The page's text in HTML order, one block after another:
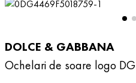
DOLCE & GABBANA
Ochelari de soare logo DG